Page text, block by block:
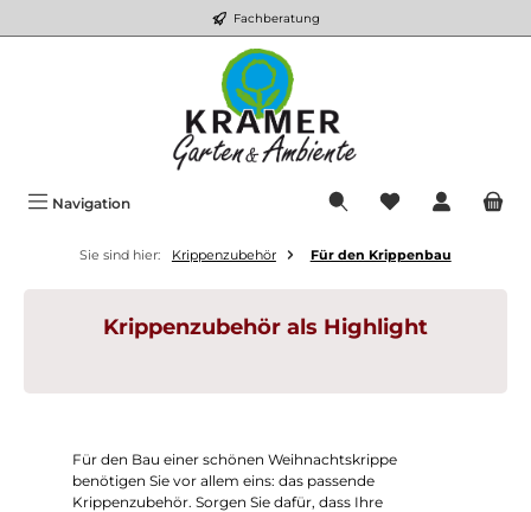
Fachberatung
Navigation Du hast 0
Sie sind hier: Krippenzubehör Für den Krippenbau
Krippenzubehör als Highlight
Für den Bau einer schönen Weihnachtskrippe
benötigen Sie vor allem eins: das passende
Krippenzubehör. Sorgen Sie dafür, dass Ihre